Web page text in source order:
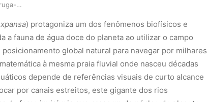
Como a fascinante tartaruga-da-amazônia utiliza…
) protagoniza um dos fenômenos biofísicos e
a fauna de água doce do planeta ao utilizar o campo
global natural para navegar por milhares
à mesma praia fluvial onde nasceu décadas
depende de referências visuais de curto alcance
por canais estreitos, este gigante dos rios